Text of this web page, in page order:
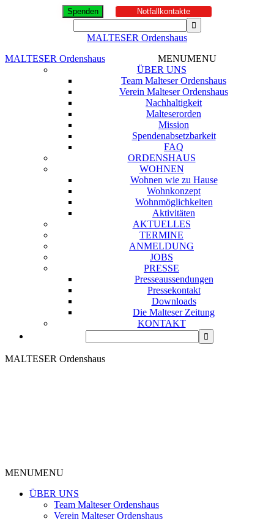
Spenden Notfallkontakte
MALTESER Ordenshaus
MALTESER Ordenshaus
MENUMENU
ÜBER UNS
Team Malteser Ordenshaus
Verein Malteser Ordenshaus
Nachhaltigkeit
Malteserorden
Mission
Spendenabsetzbarkeit
FAQ
ORDENSHAUS
WOHNEN
Wohnen wie zu Hause
Wohnkonzept
Wohnmöglichkeiten
Aktivitäten
AKTUELLES
TERMINE
ANMELDUNG
JOBS
PRESSE
Presseaussendungen
Pressekontakt
Downloads
Die Malteser Zeitung
KONTAKT
MALTESER Ordenshaus
MENUMENU
ÜBER UNS
Team Malteser Ordenshaus
Verein Malteser Ordenshaus